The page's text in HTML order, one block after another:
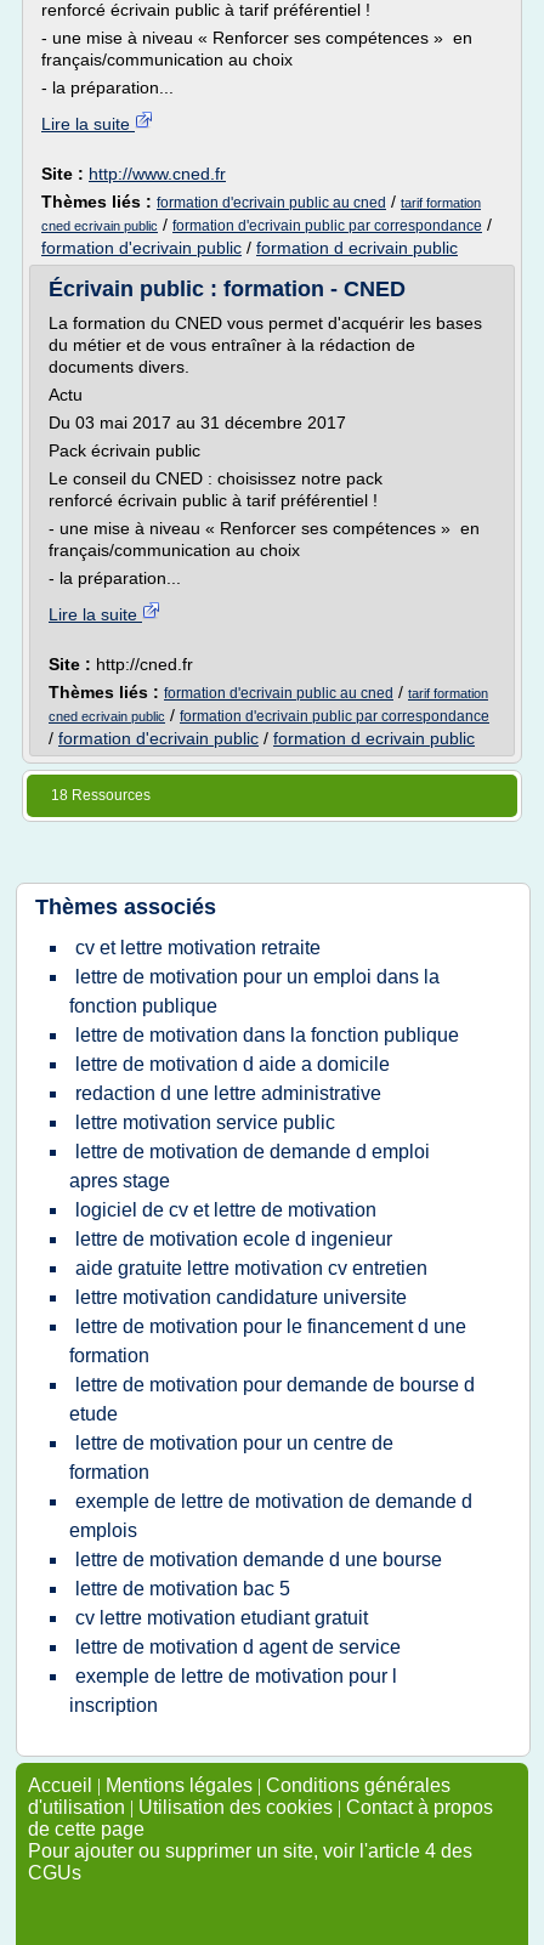
renforcé écrivain public à tarif préférentiel !
- une mise à niveau « Renforcer ses compétences » en
français/communication au choix
- la préparation...
Lire la suite
Site : http://www.cned.fr
Thèmes liés : formation d'ecrivain public au cned / tarif formation
cned ecrivain public / formation d'ecrivain public par correspondance /
formation d'ecrivain public / formation d ecrivain public
Écrivain public : formation - CNED
La formation du CNED vous permet d'acquérir les bases
du métier et de vous entraîner à la rédaction de
documents divers.
Actu
Du 03 mai 2017 au 31 décembre 2017
Pack écrivain public
Le conseil du CNED : choisissez notre pack
renforcé écrivain public à tarif préférentiel !
- une mise à niveau « Renforcer ses compétences » en
français/communication au choix
- la préparation...
Lire la suite
Site : http://cned.fr
Thèmes liés : formation d'ecrivain public au cned / tarif formation
cned ecrivain public / formation d'ecrivain public par correspondance
/ formation d'ecrivain public / formation d ecrivain public
18 Ressources
Thèmes associés
cv et lettre motivation retraite
lettre de motivation pour un emploi dans la
fonction publique
lettre de motivation dans la fonction publique
lettre de motivation d aide a domicile
redaction d une lettre administrative
lettre motivation service public
lettre de motivation de demande d emploi
apres stage
logiciel de cv et lettre de motivation
lettre de motivation ecole d ingenieur
aide gratuite lettre motivation cv entretien
lettre motivation candidature universite
lettre de motivation pour le financement d une
formation
lettre de motivation pour demande de bourse d
etude
lettre de motivation pour un centre de
formation
exemple de lettre de motivation de demande d
emplois
lettre de motivation demande d une bourse
lettre de motivation bac 5
cv lettre motivation etudiant gratuit
lettre de motivation d agent de service
exemple de lettre de motivation pour l
inscription
Accueil | Mentions légales | Conditions générales
d'utilisation | Utilisation des cookies | Contact à propos
de cette page
Pour ajouter ou supprimer un site, voir l'article 4 des
CGUs